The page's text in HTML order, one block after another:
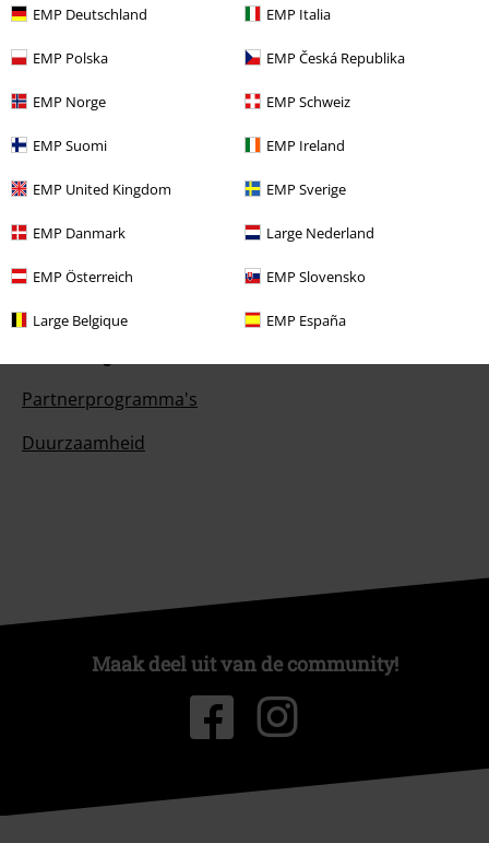
EMP Deutschland EMP Italia
EMP Polska EMP Česká Republika
EMP Norge EMP Schweiz
EMP Suomi EMP Ireland
EMP United Kingdom EMP Sverige
EMP Danmark Large Nederland
EMP Österreich EMP Slovensko
Large Belgique EMP España
Partnerprogramma's
Duurzaamheid
Maak deel uit van de community!